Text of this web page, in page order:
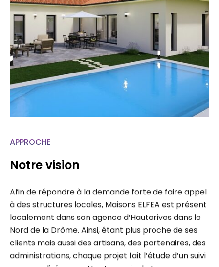
APPROCHE
Notre vision
à des structures locales, Maisons ELFEA est présent
localement dans son agence d’Hauterives dans le
Nord de la Drôme. Ainsi, étant plus proche de ses
clients mais aussi des artisans, des partenaires, des
administrations, chaque projet fait l’étude d’un suivi
personnalisé permettant un gain de temps…